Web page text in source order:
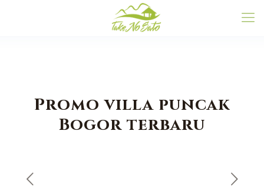
Promo villa puncak
Bogor terbaru